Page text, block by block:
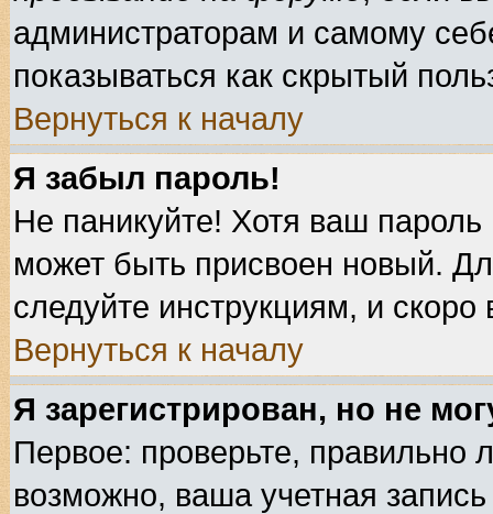
администраторам и самому
показываться как скрытый
Вернуться к началу
Я забыл пароль!
Не паникуйте! Хотя ваш
может быть присвоен новый.
следуйте инструкциям, и
Вернуться к началу
Я зарегистрирован, но не
Первое: проверьте, правильно
возможно, ваша учетная